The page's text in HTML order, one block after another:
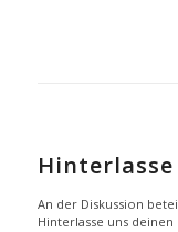
An der Diskussion
Hinterlasse uns